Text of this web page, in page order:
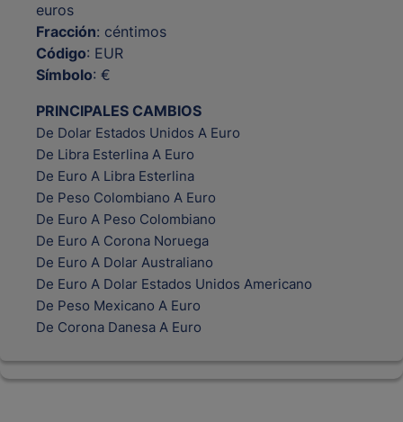
euros
Fracción: céntimos
Código: EUR
Símbolo: €
PRINCIPALES CAMBIOS
De Dolar Estados Unidos A Euro
De Libra Esterlina A Euro
De Euro A Libra Esterlina
De Peso Colombiano A Euro
De Euro A Peso Colombiano
De Euro A Corona Noruega
De Euro A Dolar Australiano
De Euro A Dolar Estados Unidos Americano
De Peso Mexicano A Euro
De Corona Danesa A Euro